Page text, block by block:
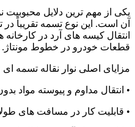
یکی از مهم ترین دلایل محبوبیت
آن است. این نوع تسمه تقریباً در
انتقال کیسه های آرد در کارخانه
قطعات خودرو در خطوط مونتاژ.
مزایای اصلی نوار نقاله تسمه ای
• انتقال مداوم و پیوسته مواد
• قابلیت کار در مسافت های